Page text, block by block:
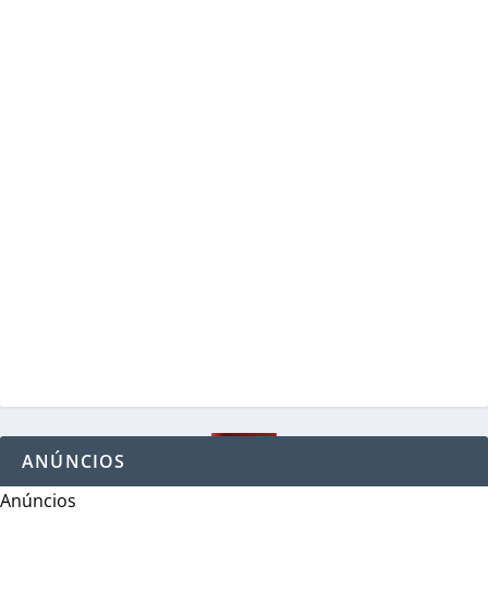
ANÚNCIOS
Anúncios